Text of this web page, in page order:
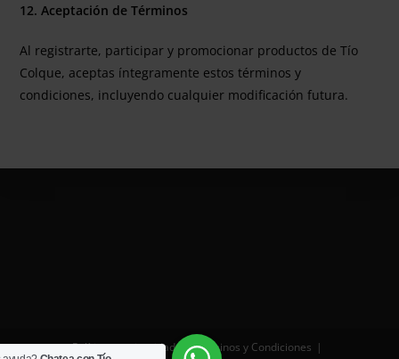
12. Aceptación de Términos
Al registrarte, participar y promocionar productos de Tío
Colque, aceptas íntegramente estos términos y
condiciones, incluyendo cualquier modificación futura.
Políticas y privacidad
Términos y Condiciones